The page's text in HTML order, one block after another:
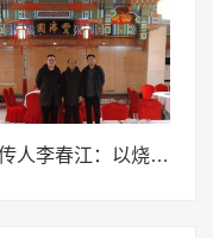
中医传人李春江：以烧伤良药践行医者使命的党员先锋